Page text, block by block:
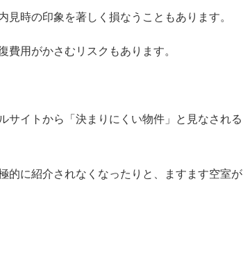
時の印象を著しく損なうこともあります。
用がかさむリスクもあります。
サイトから「決まりにくい物件」と見なされる
的に紹介されなくなったりと、ますます空室が